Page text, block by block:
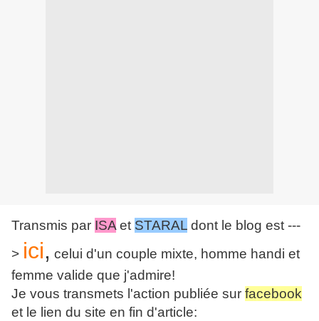
Transmis par ISA et STARAL dont le blog est ---
> ici, celui d'un couple mixte, homme handi et
femme valide que j'admire!
Je vous transmets l'action publiée sur facebook
et le lien du site en fin d'article: